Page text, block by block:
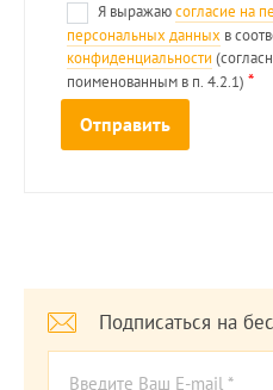
Я выражаюсогласие на
персональных данных в
конфиденциальности
поименованным в п. 4.2.1) *
Подписаться на